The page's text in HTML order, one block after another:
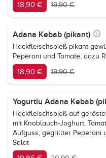
18,90 € 19,90 €
Adana Kebab (pikant)
Hackfleischspieß pikant
Peperoni und Tomate, dazu
18,90 € 19,90 €
Yogurtlu Adana Kebab
Hackfleischspieß auf
mit Knoblauch-Joghurt,
Aufguss, gegrillter Peperoni
Salat